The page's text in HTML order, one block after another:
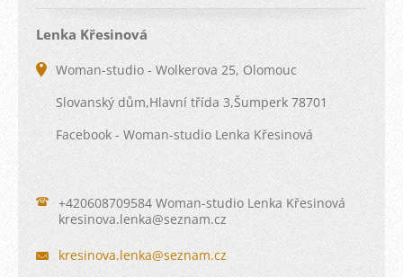
Lenka Křesinová
Woman-studio - Wolkerova 25, Olomouc
Slovanský dům,Hlavní třída 3,Šumperk 78701
Facebook - Woman-studio Lenka Křesinová
+420608709584 Woman-studio Lenka Křesinová
kresinova.lenka@seznam.cz
kresinova.lenka@seznam.cz